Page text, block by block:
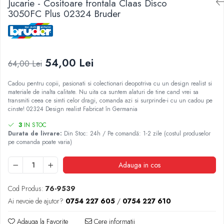
1.5.3. Garnituri
1.5.4. Piese de schimb pentru motor si
1.5.6. Răcire
1.5.8. Esapamente
1.5.9. Chiulasa si supape
1.5.10. Distributie si accesorii
1.6. Electrice
2.4.3. Prese de Balotat
2.4.4. Combine
2.5. Zootehnie
2.5.1. Adapatori
2.5.2. Garduri electrice
2.5.3 Accesorii animale
2.5.4. Accesorii insilozare si malaxoare
furaje
BCS
Încălțăminte
3.9. Roti, role si echipamente
de transport
Jucarie - Cositoare frontala Claas Disco
3050FC Plus 02324 Bruder
64,00 Lei 54,00 Lei
Cadou pentru copii, pasionati si colectionari deopotriva cu un design realist si
materiale de inalta calitate. Nu uita ca suntem alaturi de tine cand vrei sa
transmiti ceea ce simti celor dragi, comanda azi si surprinde-i cu un cadou pe
cinste! 02324 Design realist Fabricat în Germania
3 IN STOC
Durata de livrare: Din Stoc: 24h / Pe comandă: 1-2 zile (costul produselor
pe comanda poate varia)
Adauga in cos
Cod Produs: 76-9539
Ai nevoie de ajutor? 0754 227 605 / 0754 227 610
Adauga la Favorite Cere informatii